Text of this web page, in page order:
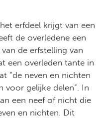
erfdeel krijgt van een
de overledene een
de erfstelling van
een overleden tante in
“de neven en nichten
voor gelijke delen”. In
een neef of nicht die
en nichten. Dit